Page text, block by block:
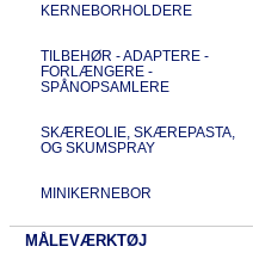
KERNEBORHOLDERE
TILBEHØR - ADAPTERE -
FORLÆNGERE -
SPÅNOPSAMLERE
SKÆREOLIE, SKÆREPASTA,
OG SKUMSPRAY
MINIKERNEBOR
MÅLEVÆRKTØJ